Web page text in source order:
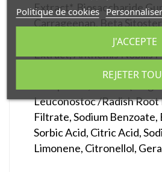
Extract*, Biosaccharide
Carrageenan, Beta
Darutoside , Alkanna
Extract, Anthemis Nobilis
Helichrysum Italicum
Leuconostoc /Radish
Filtrate, Sodium Benzoate,
Sorbic Acid, Citric Acid,
Limonene, Citronellol,
Politique de cookies
REJETER
J'ACCEPTE